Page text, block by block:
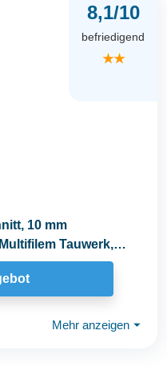
8,1/10
befriedigend
★★
10 mm
Tauwerk,
Mehr anzeigen ⏷